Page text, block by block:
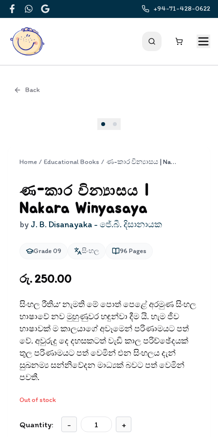
FacebookWhatsApp
Google
+94-71-428-0622
Back
Home / Educational Books / ණ-කාර වින්‍යාසය | Nakara Winyasaya
ණ-කාර වින්‍යාසය |
Nakara Winyasaya
by J. B. Disanayaka - ජේ.බී. දිසානායක
Grade 09 සිංහල 96 Pages
රු. 250.00
සිංහල රීතිය’ නැමති මේ පොත් පෙළේ අරමුණ සිංහල
භාෂාවේ නව මුහුණුවර හඳුන්වා දීම යි. හැම ජීව
භාෂාවක් ම කාලයාගේ අවෑමෙන් පරිණාමයට පත්
වේ. අවුරුදු දෙ දහසකටත් වැඩි කාල පරිච්ඡේදයක්
තුල පරිණාමයට පත් වෙමින් එන සිංහලය දැන්
සුඛනම්‍ය සන්නිවේදන මාධ්‍යක් බවට පත් වෙමින්
පවතී.
Out of stock
Quantity: - +